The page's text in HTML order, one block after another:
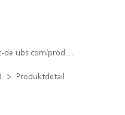
detail/index/isin/DE000WA5Y4Q3
Produktdetail